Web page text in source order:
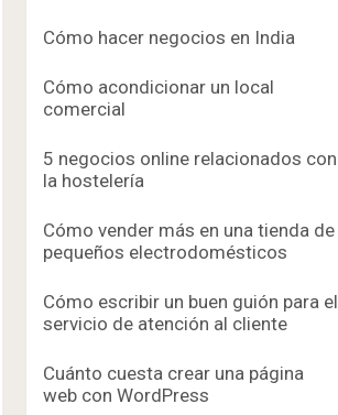
Cómo hacer negocios en India
Cómo acondicionar un local
comercial
5 negocios online relacionados con
la hostelería
Cómo vender más en una tienda de
pequeños electrodomésticos
Cómo escribir un buen guión para el
servicio de atención al cliente
Cuánto cuesta crear una página
web con WordPress